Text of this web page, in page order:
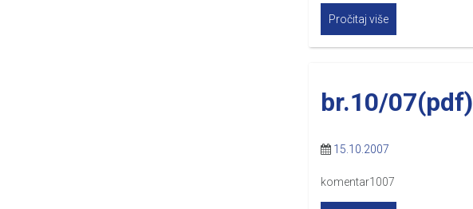
Pročitaj više
br.10/07(pdf)
15.10.2007
komentar1007